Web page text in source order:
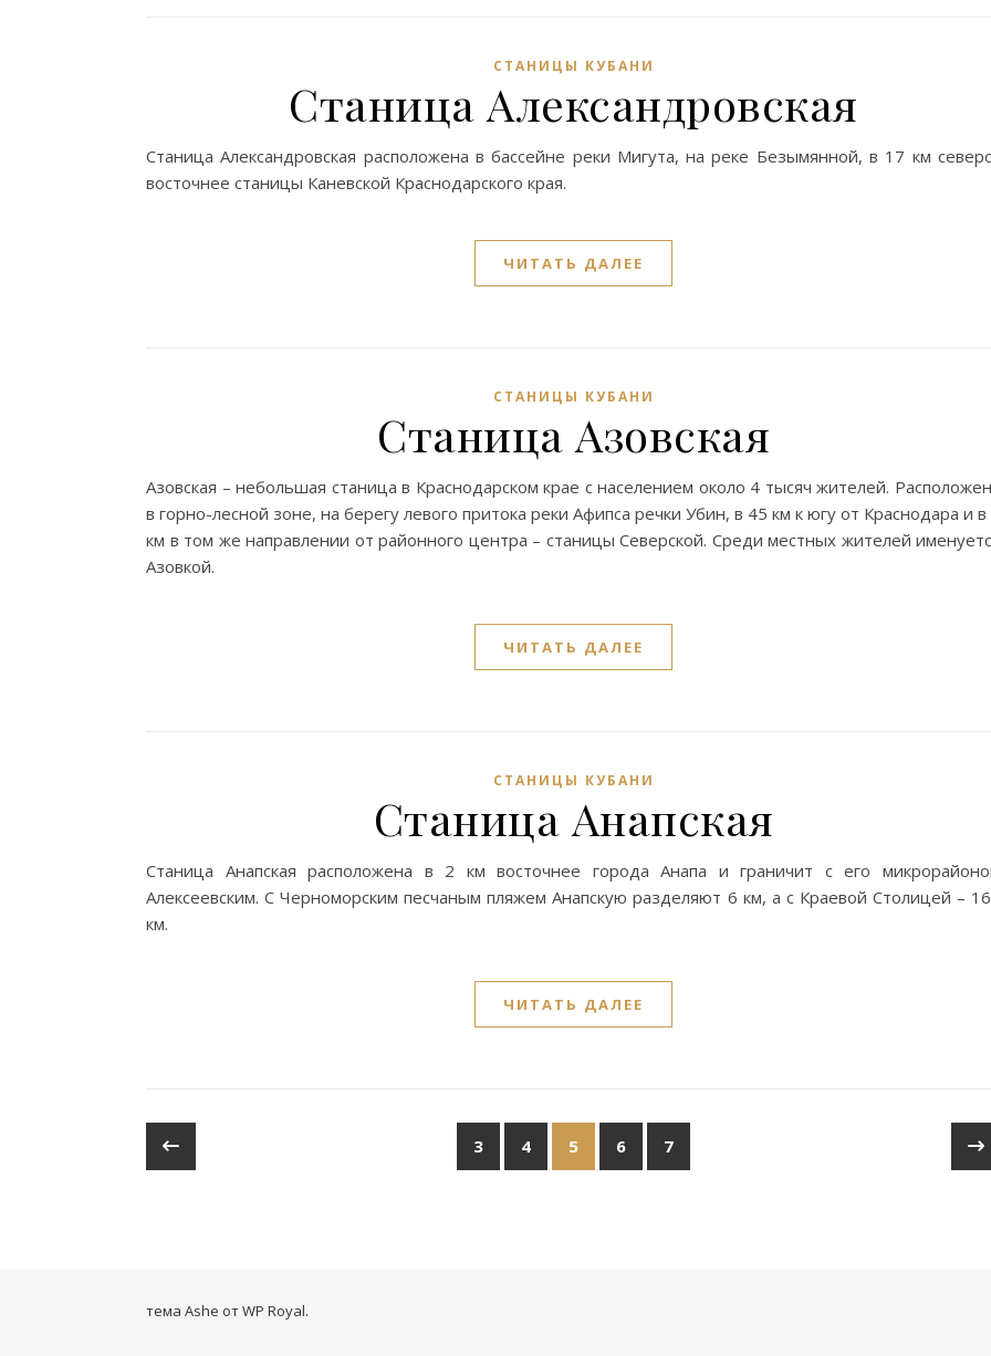
СТАНИЦЫ КУБАНИ
Станица Александровская
Станица Александровская расположена в бассейне реки Мигута, на реке Безымянной, в 17 км
восточнее станицы Каневской Краснодарского края.
ЧИТАТЬ ДАЛЕЕ
СТАНИЦЫ КУБАНИ
Станица Азовская
Азовская – небольшая станица в Краснодарском крае с населением около 4 тысяч жителей.
в горно-лесной зоне, на берегу левого притока реки Афипса речки Убин, в 45 км к югу от Краснодара и в
км в том же направлении от районного центра – станицы Северской. Среди местных жителей
Азовкой.
ЧИТАТЬ ДАЛЕЕ
СТАНИЦЫ КУБАНИ
Станица Анапская
Станица Анапская расположена в 2 км восточнее города Анапа и граничит с его
Алексеевским. С Черноморским песчаным пляжем Анапскую разделяют 6 км, а с Краевой Столицей –
км.
ЧИТАТЬ ДАЛЕЕ
3 4 5 6 7
тема Ashe отWP Royal.